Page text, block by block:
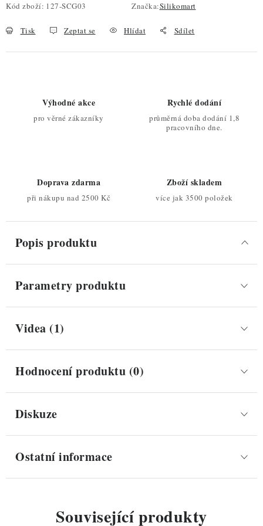
Kód zboží: 127-SCG03 Značka:Silikomart
Tisk Zeptat se Hlídat Sdílet
Výhodné akce
pro věrné zákazníky
Rychlé dodání
průměrná doba dodání 1,8
pracovního dne.
Doprava zdarma
při nákupu nad 2500 Kč
Zboží skladem
více jak 3500 položek
Popis produktu
Parametry produktu
Videa (1)
Hodnocení produktu (0)
Diskuze
Ostatní informace
Související produkty